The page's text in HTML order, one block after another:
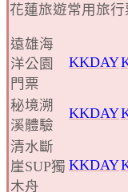
花蓮旅遊常用旅行
遠雄海
洋公園
門票
KKDAY
秘境溯
溪體驗
KKDAY
清水斷
崖SUP獨
木舟
KKDAY